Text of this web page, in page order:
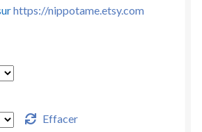
https://nippotame.etsy.com
Effacer